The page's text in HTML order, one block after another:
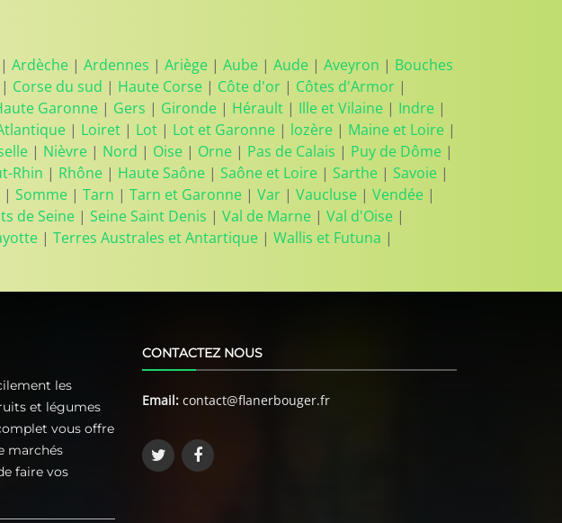
| Ardèche | Ardennes | Ariège | Aube | Aude | Aveyron | Bouches
| Corse du sud | Haute Corse | Côte d'or | Côtes d'Armor |
Garonne | Gers | Gironde | Hérault | Ille et Vilaine | Indre |
| Loiret | Lot | Lot et Garonne | lozère | Maine et Loire |
| Nièvre | Nord | Oise | Orne | Pas de Calais | Puy de Dôme |
Rhin | Rhône | Haute Saône | Saône et Loire | Sarthe | Savoie |
| Somme | Tarn | Tarn et Garonne | Var | Vaucluse | Vendée |
de Seine | Seine Saint Denis | Val de Marne | Val d'Oise |
| Terres Australes et Antartique | Wallis et Futuna |
les
et légumes
vous offre
marchés
faire vos
CONTACTEZ NOUS
Email: contact@flanerbouger.fr